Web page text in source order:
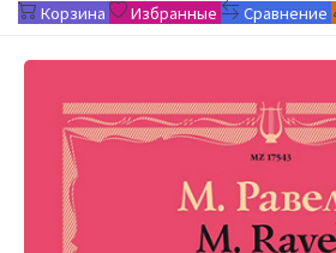
Корзина
Избранные Сравнение